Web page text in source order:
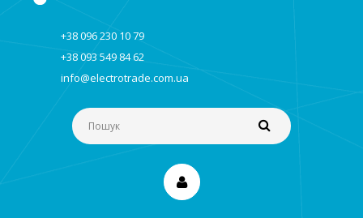
+38 096 230 10 79
+38 093 549 84 62
info@electrotrade.com.ua